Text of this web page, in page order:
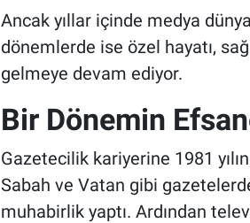
Ancak yıllar içinde medya
dönemlerde ise özel hayatı,
gelmeye devam ediyor.
Bir Dönemin
Gazetecilik kariyerine 1981
Sabah ve Vatan gibi
muhabirlik yaptı. Ardından